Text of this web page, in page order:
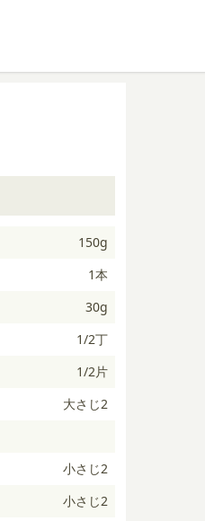
150g
1本
30g
1/2丁
1/2片
大さじ2
小さじ2
小さじ2